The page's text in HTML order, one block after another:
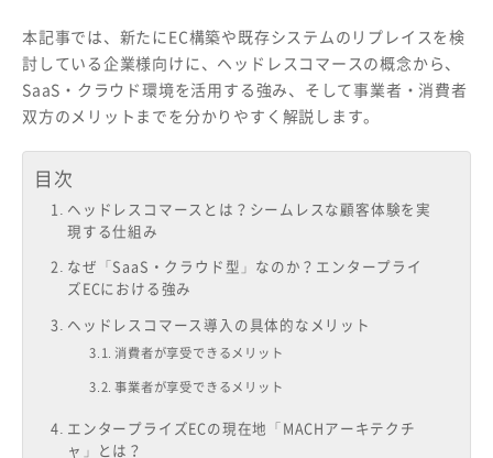
本記事では、新たにEC構築や既存システムのリプレイスを検
討している企業様向けに、ヘッドレスコマースの概念から、
SaaS・クラウド環境を活用する強み、そして事業者・消費者
双方のメリットまでを分かりやすく解説します。
目次
ヘッドレスコマースとは？シームレスな顧客体験を実
現する仕組み
なぜ「SaaS・クラウド型」なのか？エンタープライ
ズECにおける強み
ヘッドレスコマース導入の具体的なメリット
消費者が享受できるメリット
事業者が享受できるメリット
エンタープライズECの現在地「MACHアーキテクチ
ャ」とは？